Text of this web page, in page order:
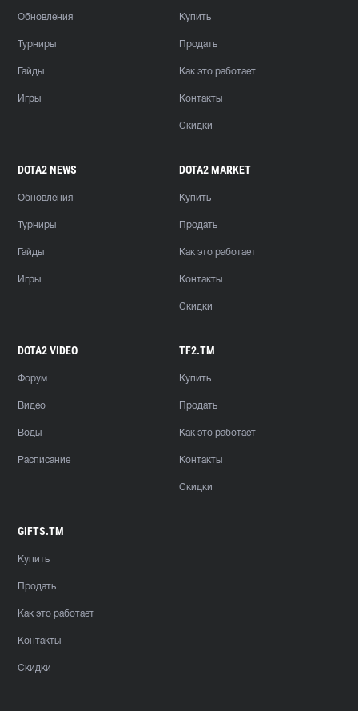
Обновления
Турниры
Гайды
Игры
Купить
Продать
Как это работает
Контакты
Скидки
DOTA2 NEWS
Обновления
Турниры
Гайды
Игры
DOTA2 MARKET
Купить
Продать
Как это работает
Контакты
Скидки
DOTA2 VIDEO
Форум
Видео
Воды
Расписание
TF2.TM
Купить
Продать
Как это работает
Контакты
Скидки
GIFTS.TM
Купить
Продать
Как это работает
Контакты
Скидки